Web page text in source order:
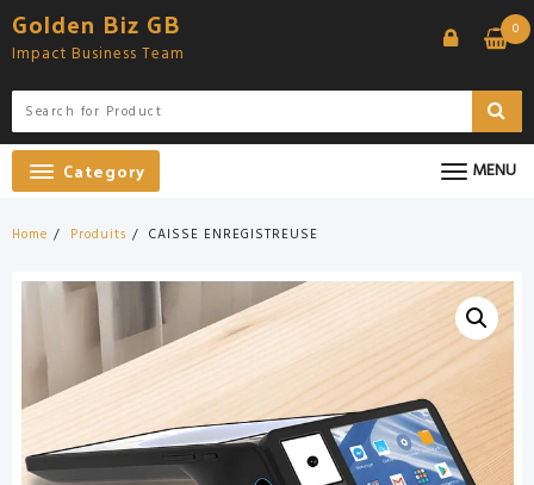
Skip
to
content
Golden Biz GB
Impact Business Team
0
Category MENU
Home Produits CAISSE ENREGISTREUSE